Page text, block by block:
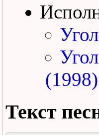
(1998)
Текст